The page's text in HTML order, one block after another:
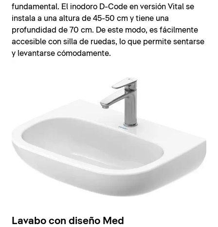
fundamental. El inodoro D-Code en versión Vital se
instala a una altura de 45-50 cm y tiene una
profundidad de 70 cm. De este modo, es fácilmente
accesible con silla de ruedas, lo que permite sentarse
y levantarse cómodamente.
Lavabo con diseño Med